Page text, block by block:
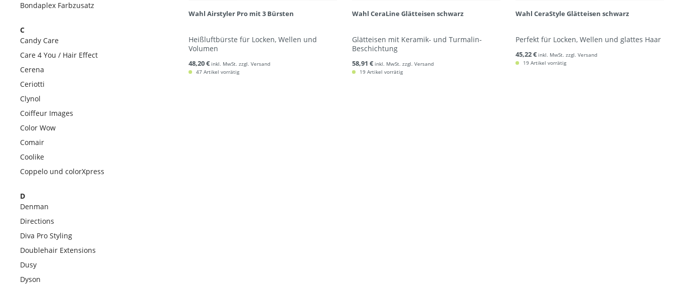
Bondaplex Farbzusatz
C
Candy Care
Care 4 You / Hair Effect
Cerena
Ceriotti
Clynol
Coiffeur Images
Color Wow
Comair
Coolike
Coppelo und colorXpress
D
Denman
Directions
Diva Pro Styling
Doublehair Extensions
Dusy
Dyson
Wahl Airstyler Pro mit 3 Bürsten
Heißluftbürste für Locken, Wellen und
Volumen
48,20 € inkl. MwSt. zzgl. Versand
47 Artikel vorrätig
Wahl CeraLine Glätteisen schwarz
Glätteisen mit Keramik- und Turmalin-
Beschichtung
58,91 € inkl. MwSt. zzgl. Versand
19 Artikel vorrätig
Wahl CeraStyle Glätteisen schwarz
Perfekt für Locken, Wellen und glattes Haar
45,22 € inkl. MwSt. zzgl. Versand
19 Artikel vorrätig